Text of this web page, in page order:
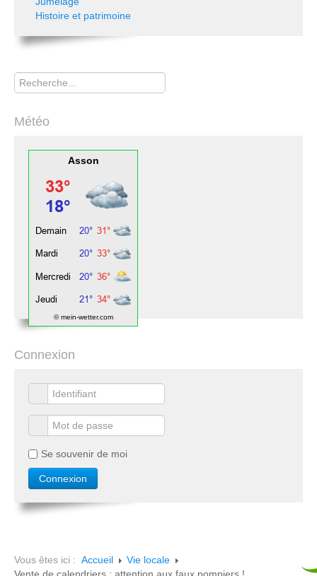
Histoire et patrimoine
Rechercher
Météo
Asson
© mein-wetter.com
Connexion
Se souvenir de moi
Vous êtes ici : Accueil
Vie locale